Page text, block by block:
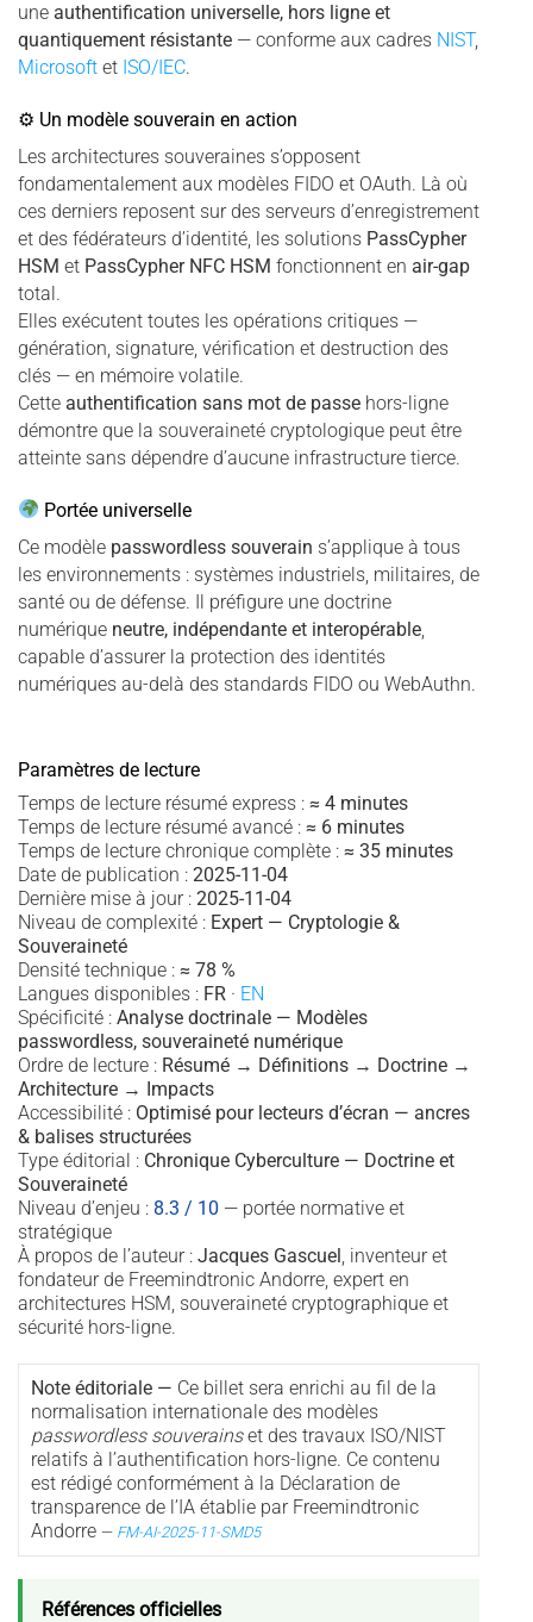
une authentification universelle, hors ligne et
quantiquement résistante — conforme aux cadres NIST,
Microsoft et ISO/IEC.
⚙ Un modèle souverain en action
Les architectures souveraines s’opposent
fondamentalement aux modèles FIDO et OAuth. Là où
ces derniers reposent sur des serveurs d’enregistrement
et des fédérateurs d’identité, les solutions PassCypher
HSM et PassCypher NFC HSM fonctionnent en air-gap
total.
Elles exécutent toutes les opérations critiques —
génération, signature, vérification et destruction des
clés — en mémoire volatile.
Cette authentification sans mot de passe hors-ligne
démontre que la souveraineté cryptologique peut être
atteinte sans dépendre d’aucune infrastructure tierce.
Portée universelle
Ce modèle passwordless souverain s’applique à tous
les environnements : systèmes industriels, militaires, de
santé ou de défense. Il préfigure une doctrine
numérique neutre, indépendante et interopérable
capable d’assurer la protection des identités
numériques au-delà des standards FIDO ou WebAuthn.
Paramètres de lecture
Temps de lecture résumé express : ≈ 4 minutes
Temps de lecture résumé avancé : ≈ 6 minutes
Temps de lecture chronique complète : ≈ 35 minutes
Date de publication : 2025-11-04
Dernière mise à jour : 2025-11-04
Niveau de complexité : Expert — Cryptologie &
Souveraineté
Densité technique : ≈ 78 %
Langues disponibles : FR · EN
Spécificité : Analyse doctrinale — Modèles
passwordless, souveraineté numérique
Ordre de lecture : Résumé → Définitions → Doctrine →
Architecture → Impacts
Accessibilité : Optimisé pour lecteurs d’écran — ancres
& balises structurées
Type éditorial : Chronique Cyberculture — Doctrine et
Souveraineté
Niveau d’enjeu : 8.3 / 10 — portée normative et
stratégique
À propos de l’auteur : Jacques Gascuel , inventeur et
fondateur de Freemindtronic Andorre, expert en
architectures HSM, souveraineté cryptographique et
sécurité hors-ligne.
Note éditoriale — Ce billet sera enrichi au fil de la
normalisation internationale des modèles
passwordless souverainset des travaux ISO/NIST
relatifs à l’authentification hors-ligne. Ce contenu
est rédigé conformément à la Déclaration de
transparence de l’IA établie par Freemindtronic
Andorre — FM-AI-2025-11-SMD5
Références officielles